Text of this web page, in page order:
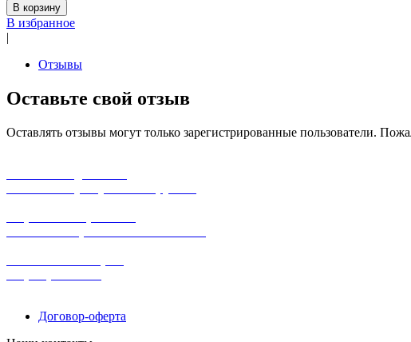
В корзину
В избранное
|
Отзывы
Оставьте свой отзыв
Оставлять отзывы могут только зарегистрированные пользователи.
Договор-оферта